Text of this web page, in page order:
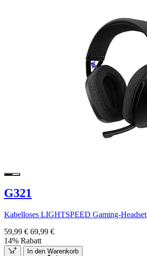
G321
Kabelloses LIGHTSPEED Gaming-Headset
59,99 € 69,99 €
14% Rabatt
In den Warenkorb